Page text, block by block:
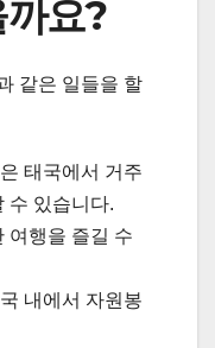
요?
같은 일들을 할
태국에서 거주
수 있습니다.
여행을 즐길 수
내에서 자원봉